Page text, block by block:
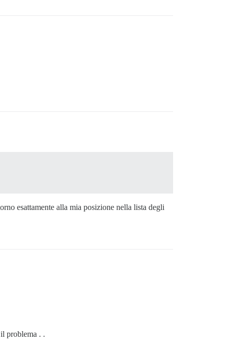
esattamente alla mia posizione nella lista degli
problema . .